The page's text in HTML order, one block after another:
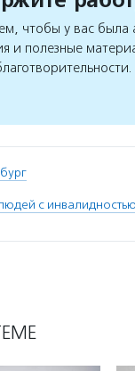
чтобы у вас была
и полезные
с инвалидностью